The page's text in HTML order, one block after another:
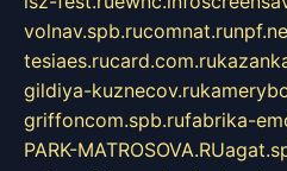
volnav.spb.rucomnat.ru
tesiaes.rucard.com.ru
gildiya-kuznecov.ru
griffoncom.spb.rufabrika-
PARK-MATROSOVA.RU